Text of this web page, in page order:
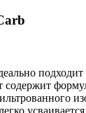
подходит